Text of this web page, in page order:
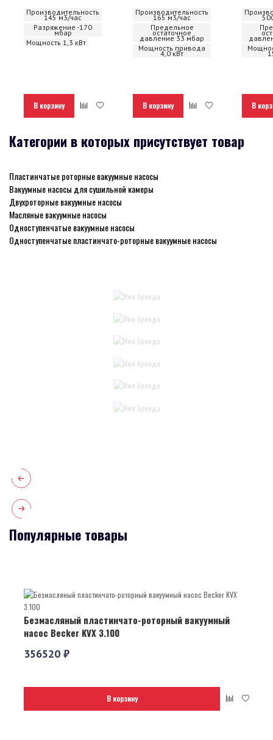
Производительность
145 м3/час
Разряжение -170
мбар
Мощность 1,3 кВт
В корзину
Производительность
165 м3/час
Предельное
остаточное
давление 33 мбар
Мощность привода
4,0 кВт
В корзину В
Категории в которых присутствует товар
Пластинчатые роторные вакуумные насосы
Вакуумные насосы для сушильной камеры
Двухроторные вакуумные насосы
Масляные вакуумные насосы
Одноступенчатые вакуумные насосы
Одноступенчатые пластинчато-роторные вакуумные насосы
Популярные товары
Безмасляный пластинчато-роторный вакуумный
насос Becker KVX 3.100
356520 ₽
В корзину